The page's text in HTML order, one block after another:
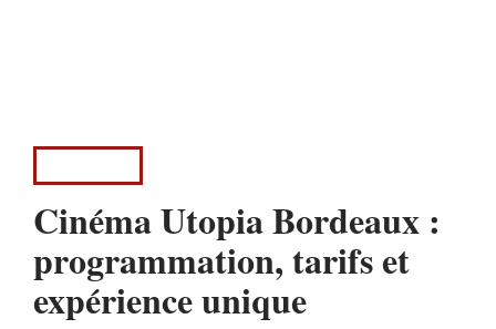
Cinéma Utopia Bordeaux :
programmation, tarifs et
expérience unique